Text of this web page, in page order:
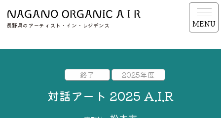
長野県のアーティスト・イン・レジデンス MENU
終了 2025年度
対話アート 2025 A.I.R